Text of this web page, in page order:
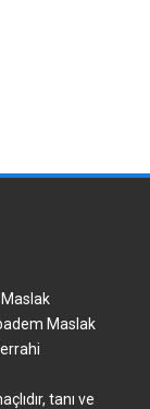
Maslak
Maslak
tanı ve